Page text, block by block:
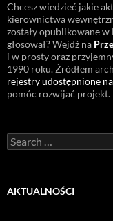
Chcesz wiedzieć jakie
kierownictwa
zostały opublikowane
głosował? Wejdź na
i w prosty oraz
1990 roku. Źródłem
rejestry udostępnione
pomóc rozwijać projekt.
Search
for:
AKTUALNOŚCI